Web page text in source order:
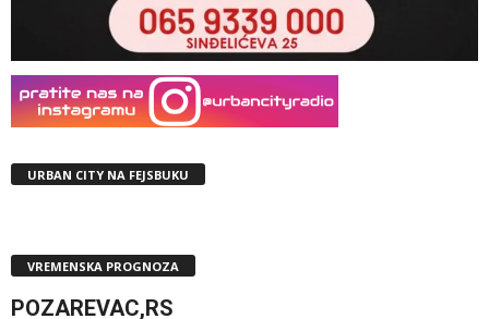
URBAN CITY NA FEJSBUKU
VREMENSKA PROGNOZA
POZAREVAC,RS